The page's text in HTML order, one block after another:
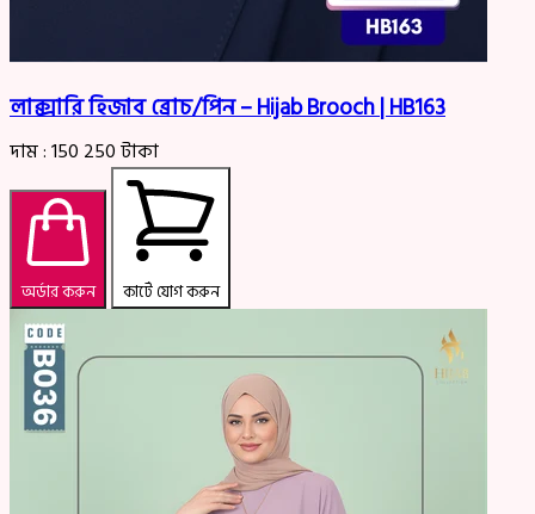
লাক্সারি হিজাব ব্রোচ/পিন – Hijab Brooch | HB163
দাম :150 250টাকা
অর্ডার করুন কার্টে যোগ করুন